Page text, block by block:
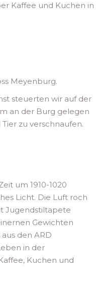
Kaffee und Kuchen in
Meyenburg.
steuerten wir auf der
an der Burg gelegen
zu verschnaufen.
um 1910-1020
Licht. Die Luft roch
Jugendstiltapete
Gewichten
den ARD
in der
Kuchen und